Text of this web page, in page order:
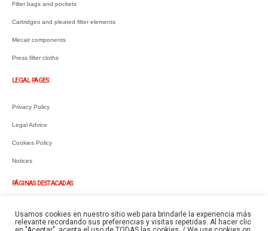
Filter bags and pockets
Cartridges and pleated filter elements
Mecair components
Press filter cloths
LEGAL PAGES
Privacy Policy
Legal Advice
Cookies Policy
Notices
PÁGINAS DESTACADAS
Mangas y bolsas filtrantes
Cartuchos y elementos filtrantes
Usamos cookies en nuestro sitio web para brindarle la experiencia más
relevante recordando sus preferencias y visitas repetidas. Al hacer clic